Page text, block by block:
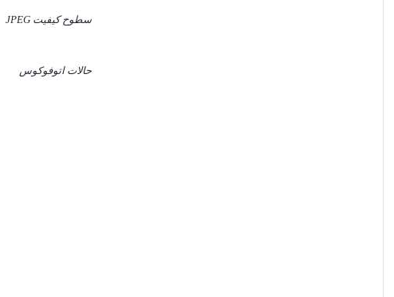
سطوح کیفیت JPEG
حالات اتوفوکوس